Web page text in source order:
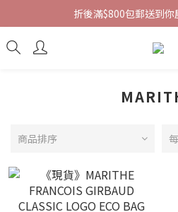
折後滿$800包郵送到你
商品排序